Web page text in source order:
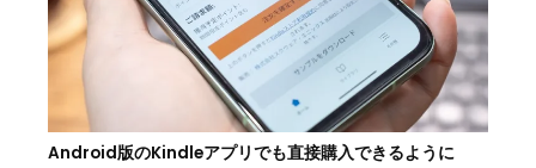
Android版のKindleアプリでも直接購入できるように